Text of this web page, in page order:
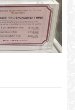
Contact